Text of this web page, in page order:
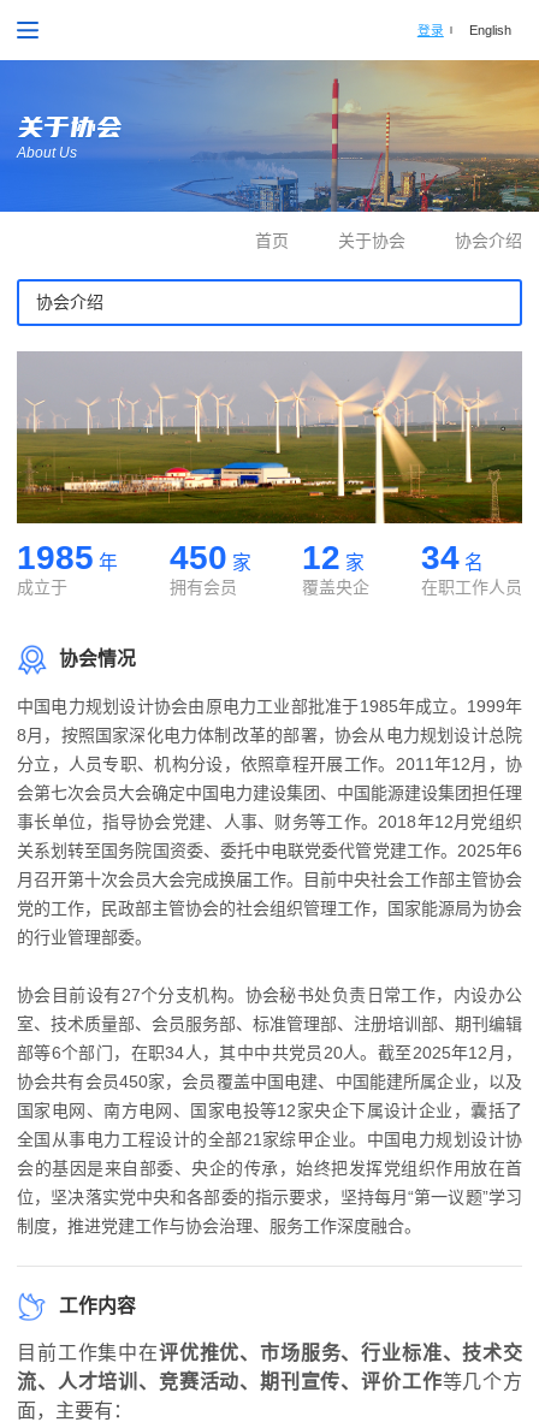
登录 English
关于协会
About Us
首页 关于协会 协会介绍
协会介绍
1985 年
成立于
450 家
拥有会员
12 家
覆盖央企
34 名
在职工作人员
协会情况
中国电力规划设计协会由原电力工业部批准于1985年成立。1999年
8月，按照国家深化电力体制改革的部署，协会从电力规划设计总院
分立，人员专职、机构分设，依照章程开展工作。2011年12月，协
会第七次会员大会确定中国电力建设集团、中国能源建设集团担任理
事长单位，指导协会党建、人事、财务等工作。2018年12月党组织
关系划转至国务院国资委、委托中电联党委代管党建工作。2025年6
月召开第十次会员大会完成换届工作。目前中央社会工作部主管协会
党的工作，民政部主管协会的社会组织管理工作，国家能源局为协会
的行业管理部委。
协会目前设有27个分支机构。协会秘书处负责日常工作，内设办公
室、技术质量部、会员服务部、标准管理部、注册培训部、期刊编辑
部等6个部门，在职34人，其中中共党员20人。截至2025年12月，
协会共有会员450家，会员覆盖中国电建、中国能建所属企业，以及
国家电网、南方电网、国家电投等12家央企下属设计企业，囊括了
全国从事电力工程设计的全部21家综甲企业。中国电力规划设计协
会的基因是来自部委、央企的传承，始终把发挥党组织作用放在首
位，坚决落实党中央和各部委的指示要求，坚持每月“第一议题”学习
制度，推进党建工作与协会治理、服务工作深度融合。
工作内容
目前工作集中在评优推优、市场服务、行业标准、技术交
流、人才培训、竞赛活动、期刊宣传、评价工作等几个方
面，主要有：